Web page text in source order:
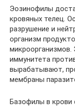
Эозинофилы
кровяных телец.
разрушение и
организм
иммунитета
вырабатывают,
мембраны
Базофилы в крови